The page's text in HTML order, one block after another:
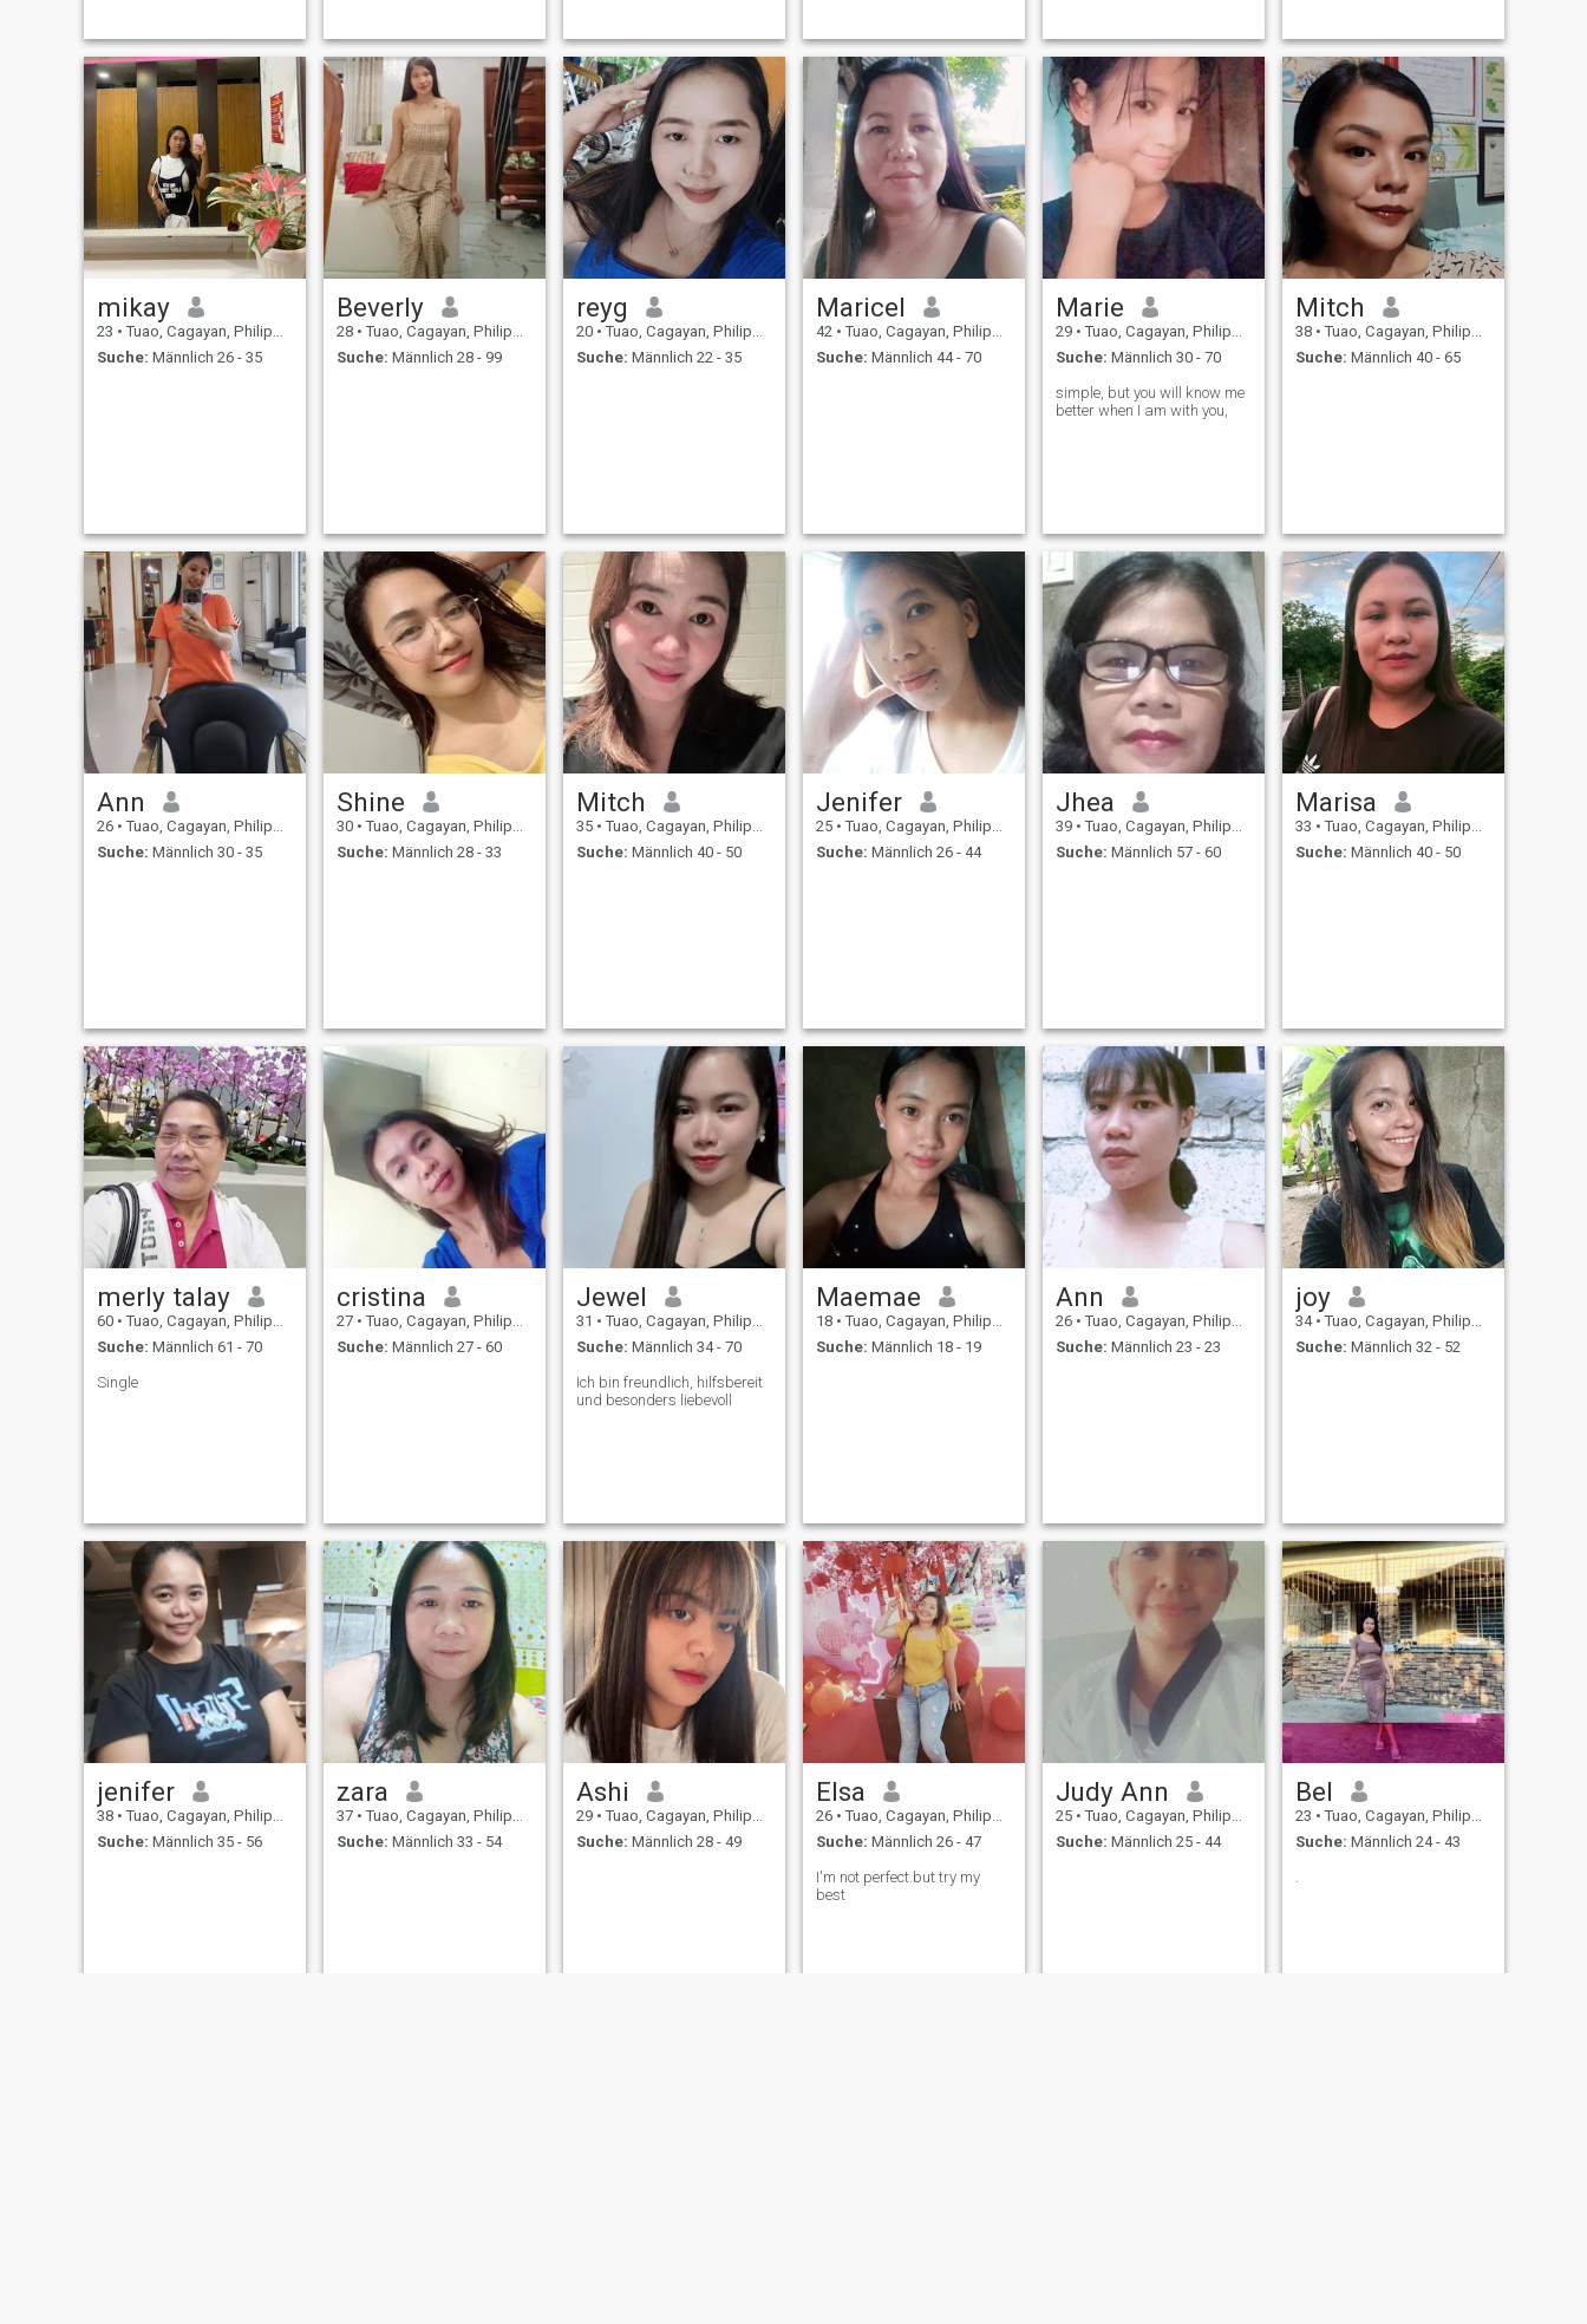
mikay
23 • Tuao, Cagayan, Philippinen
Suche: Männlich 26 - 35
Beverly
28 • Tuao, Cagayan, Philippinen
Suche: Männlich 28 - 99
reyg
20 • Tuao, Cagayan, Philippinen
Suche: Männlich 22 - 35
Maricel
42 • Tuao, Cagayan, Philippinen
Suche: Männlich 44 - 70
Marie
29 • Tuao, Cagayan, Philippinen
Suche: Männlich 30 - 70
simple, but you will know me
better when I am with you,
Mitch
38 • Tuao, Cagayan, Philippinen
Suche: Männlich 40 - 65
Ann
26 • Tuao, Cagayan, Philippinen
Suche: Männlich 30 - 35
Shine
30 • Tuao, Cagayan, Philippinen
Suche: Männlich 28 - 33
Mitch
35 • Tuao, Cagayan, Philippinen
Suche: Männlich 40 - 50
Jenifer
25 • Tuao, Cagayan, Philippinen
Suche: Männlich 26 - 44
Jhea
39 • Tuao, Cagayan, Philippinen
Suche: Männlich 57 - 60
Marisa
33 • Tuao, Cagayan, Philippinen
Suche: Männlich 40 - 50
merly talay
60 • Tuao, Cagayan, Philippinen
Suche: Männlich 61 - 70
Single
cristina
27 • Tuao, Cagayan, Philippinen
Suche: Männlich 27 - 60
Jewel
31 • Tuao, Cagayan, Philippinen
Suche: Männlich 34 - 70
Ich bin freundlich, hilfsbereit
und besonders liebevoll
Maemae
18 • Tuao, Cagayan, Philippinen
Suche: Männlich 18 - 19
Ann
26 • Tuao, Cagayan, Philippinen
Suche: Männlich 23 - 23
joy
34 • Tuao, Cagayan, Philippinen
Suche: Männlich 32 - 52
jenifer
38 • Tuao, Cagayan, Philippinen
Suche: Männlich 35 - 56
zara
37 • Tuao, Cagayan, Philippinen
Suche: Männlich 33 - 54
Ashi
29 • Tuao, Cagayan, Philippinen
Suche: Männlich 28 - 49
Elsa
26 • Tuao, Cagayan, Philippinen
Suche: Männlich 26 - 47
I'm not perfect.but try my
best
Judy Ann
25 • Tuao, Cagayan, Philippinen
Suche: Männlich 25 - 44
Bel
23 • Tuao, Cagayan, Philippinen
Suche: Männlich 24 - 43
.